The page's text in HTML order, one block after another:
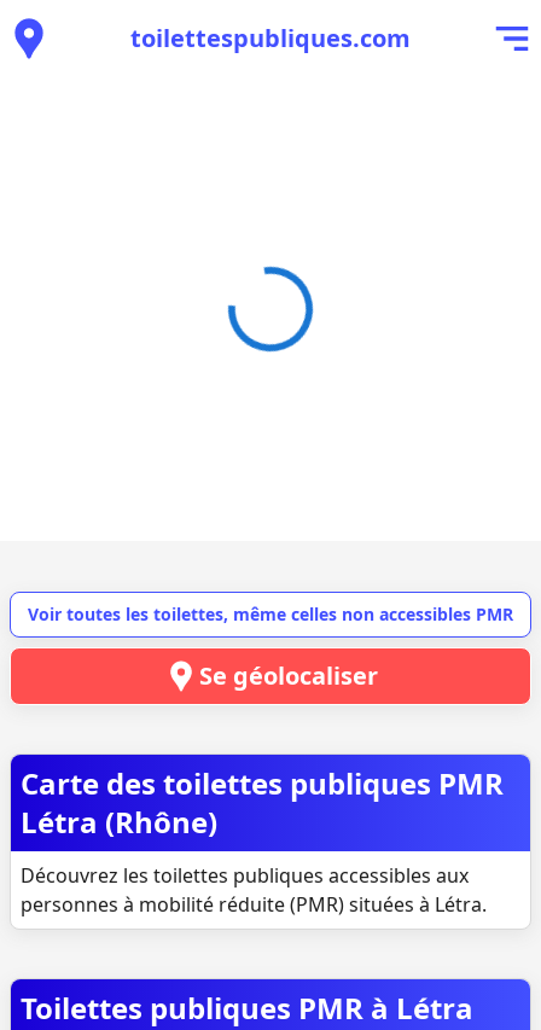
toilettespubliques.com
Voir toutes les toilettes, même celles non accessibles PMR
Se géolocaliser
Carte des toilettes publiques PMR
Létra (Rhône)
Découvrez les toilettes publiques accessibles aux
personnes à mobilité réduite (PMR) situées à Létra.
Toilettes publiques PMR à Létra